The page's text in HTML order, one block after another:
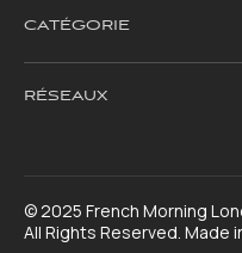
CATÉGORIE
RÉSEAUX
© 2025 French Morning
All Rights Reserved. Made